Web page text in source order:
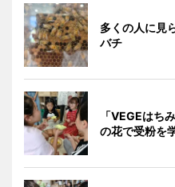
多くの人に見
バチ
「VEGEはち
の花で受粉を